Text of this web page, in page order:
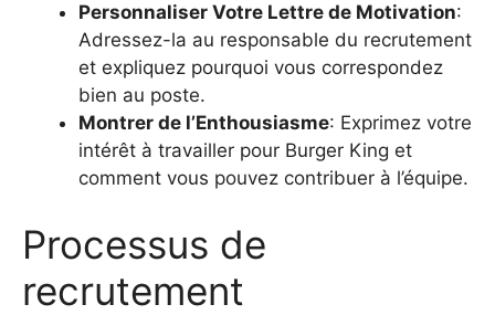
Personnaliser Votre Lettre de Motivation:
Adressez-la au responsable du recrutement
et expliquez pourquoi vous correspondez
bien au poste.
Montrer de l’Enthousiasme: Exprimez votre
intérêt à travailler pour Burger King et
comment vous pouvez contribuer à l’équipe.
Processus de
recrutement